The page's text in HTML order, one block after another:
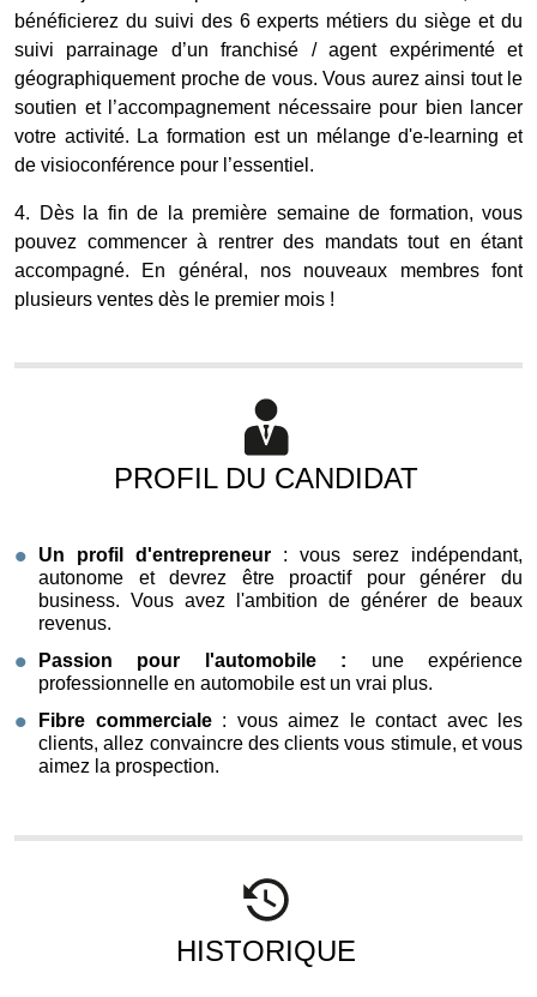
bénéficierez du suivi des 6 experts métiers du siège et du
suivi parrainage d’un franchisé / agent expérimenté et
géographiquement proche de vous. Vous aurez ainsi tout le
soutien et l’accompagnement nécessaire pour bien lancer
votre activité. La formation est un mélange d'e-learning et
de visioconférence pour l’essentiel.
4. Dès la fin de la première semaine de formation, vous
pouvez commencer à rentrer des mandats tout en étant
accompagné. En général, nos nouveaux membres font
plusieurs ventes dès le premier mois !
PROFIL DU CANDIDAT
Un profil d'entrepreneur : vous serez indépendant,
autonome et devrez être proactif pour générer du
business. Vous avez l'ambition de générer de beaux
revenus.
Passion pour l'automobile : une expérience
professionnelle en automobile est un vrai plus.
Fibre commerciale: vous aimez le contact avec les
clients, allez convaincre des clients vous stimule, et vous
aimez la prospection.
HISTORIQUE